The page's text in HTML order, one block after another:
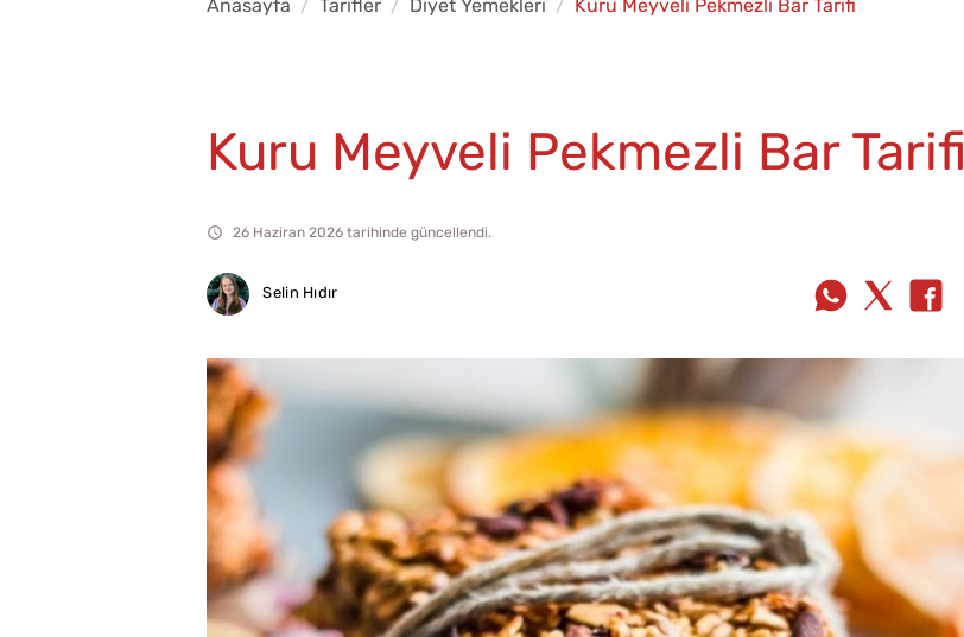
Anasayfa Tarifler Diyet Yemekleri Kuru Meyveli Pekmezli Bar Tarifi
Kuru Meyveli Pekmezli Bar Tarifi
26 Haziran 2026 tarihinde güncellendi.
Selin Hıdır